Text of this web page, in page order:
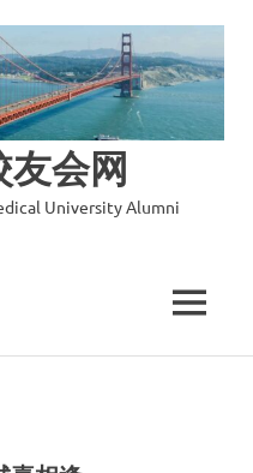
会网
University Alumni
MENU